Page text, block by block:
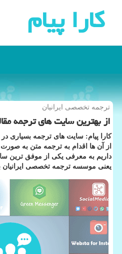
كارا پیام
ترجمه تخصصی ایرانیان
از بهترین سایت های ترجمه
كارا پیام: سایت های ترجمه بسیاری در
از آن ها اقدام به ترجمه متن به صورت
داریم به معرفی یكی از موفق ترین
یعنی موسسه ترجمه تخصصی ایرانیان